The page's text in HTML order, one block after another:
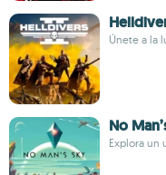
Únete a la
No
Explora un